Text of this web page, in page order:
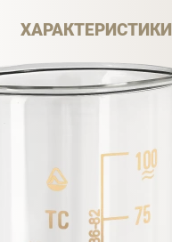
ХАРАКТЕРИСТИКИ